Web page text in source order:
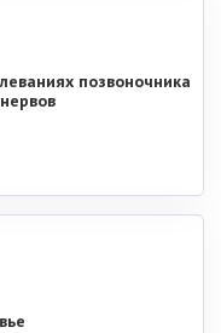
позвоночника